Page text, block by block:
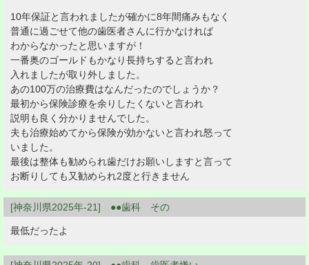
10年保証と言われましたが確かに8年間痛みもなく
普通に過ごせて他の歯医者さんに行かなければ
わからなかったと思いますが！
一番奥のゴールドもかなり長持ちすると言われ
入れましたが取り外しました。
あの100万の治療費はなんだったのでしょうか？
最初から保険診療を余りしたくないと言われ
説明も良く分かりませんでした。
夫も治療始めてから保険が効かないと言われ怒って
いました。
最後は整体も勧められ歯だけお願いしますと言って
お断りしても又勧められ2度と行きません
[神奈川県2025年-21] ●●歯科 その
最低だったよ